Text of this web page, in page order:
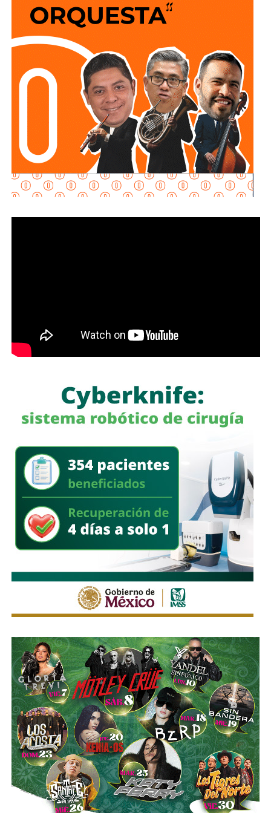
circulación más segura y brindar
mejores condiciones
automovilistas, motociclistas, ciclistas y
peatones
que diariamente utilizan esta importante vialidad.
ElGobierno de la Capital agradece la comprensión y
estas labores e invita arespetarla señalización